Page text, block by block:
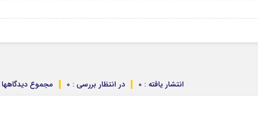
مجموع دیدگاهها در انتظار بررسی : 0 انتشار یافته : 0